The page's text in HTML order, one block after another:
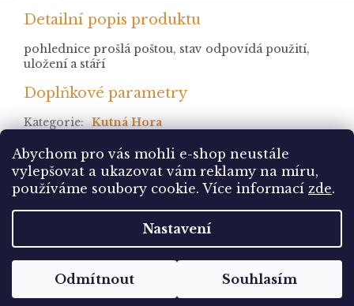
Abychom pro vás mohli e-shop neustále
vylepšovat a ukazovat vám reklamy na míru,
používáme soubory cookie. Více informací zde.
Nastavení
Odmítnout Souhlasím
Detailní popis produktu
pohlednice prošlá poštou, stav odpovídá použití,
uložení a stáří
Doplňkové parametry
Kategorie: Kutná Hora
Copyright 2026Pohlednice Sbírám.cz. Všechna
práva vyhrazena.
Upravit nastavení cookies